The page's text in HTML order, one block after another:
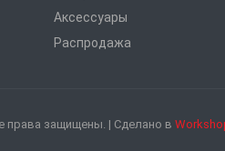
Аксессуары
Распродажа
права защищены. | Сделано в